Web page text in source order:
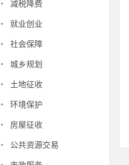
减税降费
· 就业创业
· 社会保障
· 城乡规划
· 土地征收
· 环境保护
· 房屋征收
· 公共资源交易